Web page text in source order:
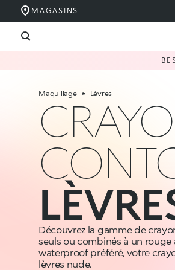
MAGASINS
Maquillage Lèvres
Découvrez la gamme de
seuls ou combinés à un rouge
waterproof préféré, votre
lèvres nude.